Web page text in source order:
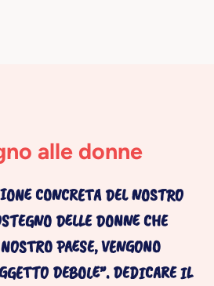
alle donne
CONCRETA DEL NOSTRO
DELLE DONNE CHE
PAESE, VENGONO
DEBOLE”. DEDICARE IL